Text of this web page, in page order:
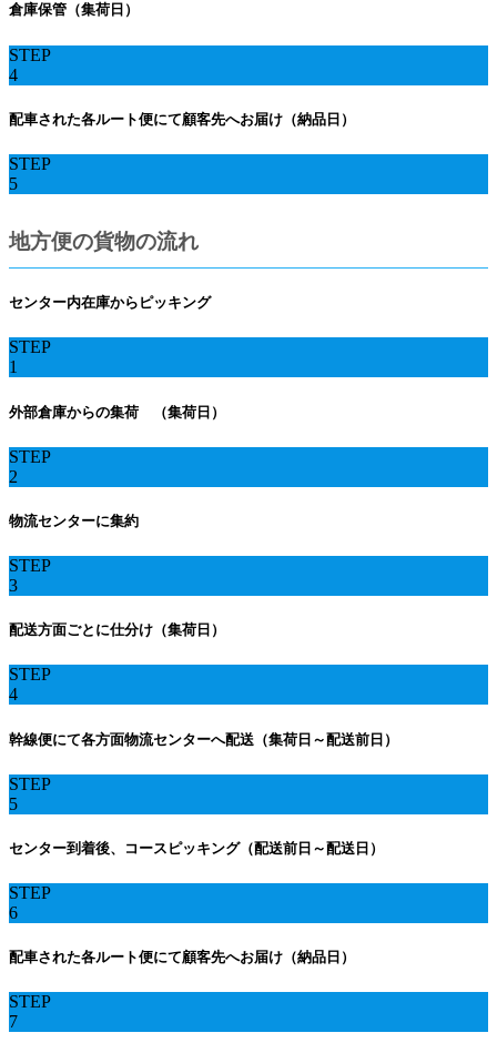
倉庫保管（集荷日）
STEP
4
配車された各ルート便にて顧客先へお届け（納品日）
STEP
5
地方便の貨物の流れ
センター内在庫からピッキング
STEP
1
外部倉庫からの集荷 （集荷日）
STEP
2
物流センターに集約
STEP
3
配送方面ごとに仕分け（集荷日）
STEP
4
幹線便にて各方面物流センターへ配送（集荷日～配送前日）
STEP
5
センター到着後、コースピッキング（配送前日～配送日）
STEP
6
配車された各ルート便にて顧客先へお届け（納品日）
STEP
7